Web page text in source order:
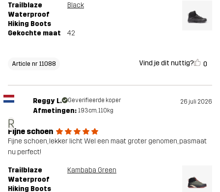
Trailblaze
Waterproof
Hiking Boots
Black
Gekochte maat 42
Article nr 11088 Vind je dit nuttig? 0
R
Reggy L. Geverifieerde koper 26 juli 2026
Afmetingen: 193cm, 110kg
Fijne schoen
Fijne schoen, lekker licht Wel een maat groter genomen, pasmaat
nu perfect!
Trailblaze
Waterproof
Hiking Boots
Kambaba Green